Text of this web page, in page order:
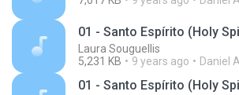
01 - Santo Espírito (Holy
Laura Souguellis
5,231 KB
9 years ago Daniel A.
01 - Santo Espírito (Holy